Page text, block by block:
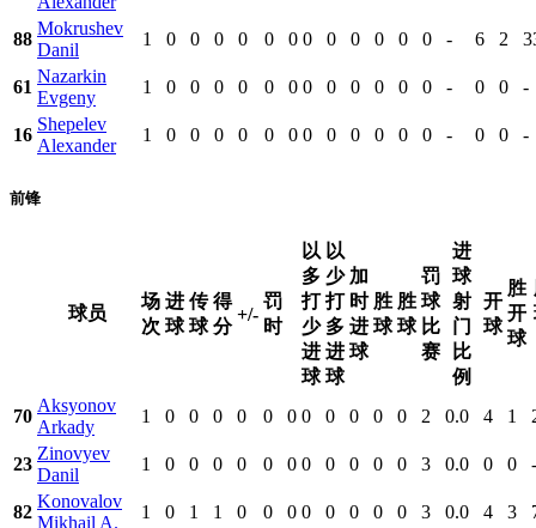
88
Mokrushev
Danil
1 0 0 0 0 0 0 0 0 0 0 0 0 - 6 2
61
Nazarkin
Evgeny
1 0 0 0 0 0 0 0 0 0 0 0 0 - 0 0 -
16
Shepelev
Alexander
1 0 0 0 0 0 0 0 0 0 0 0 0 - 0 0 -
前锋
球员
场
次
进
球
传
球
得
分
+/-
罚
时
以
多
打
少
进
球
以
少
打
多
进
球
加
时
进
球
胜
球
胜
球
罚
球
比
赛
进
球
射
门
比
例
开
球
胜
开
球
70
Aksyonov
Arkady
1 0 0 0 0 0 0 0 0 0 0 0 2 0.0 4 1
23
Zinovyev
Danil
1 0 0 0 0 0 0 0 0 0 0 0 3 0.0 0 0 -
82
Konovalov
Mikhail A.
1 0 1 1 0 0 0 0 0 0 0 0 3 0.0 4 3